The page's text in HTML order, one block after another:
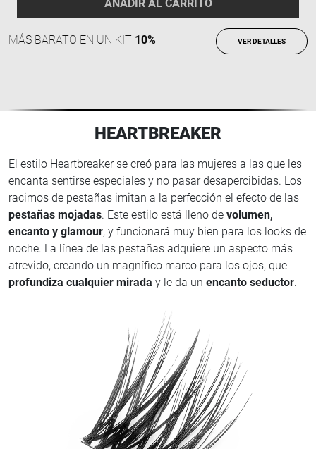
AÑADIR AL CARRITO
MÁS BARATO EN UN KIT 10% VER DETALLES
HEARTBREAKER
El estilo Heartbreaker se creó para las mujeres a las que les
encanta sentirse especiales y no pasar desapercibidas. Los
racimos de pestañas imitan a la perfección el efecto de las
pestañas mojadas. Este estilo está lleno de volumen,
encanto y glamour, y funcionará muy bien para los looks de
noche. La línea de las pestañas adquiere un aspecto más
atrevido, creando un magnífico marco para los ojos, que
profundiza cualquier mirada y le da un encanto seductor.